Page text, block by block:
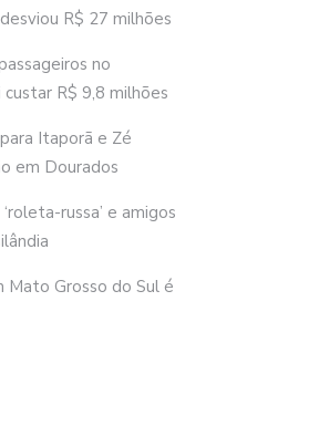
R$ 27 milhões
no
R$ 9,8 milhões
Itaporã e Zé
em Dourados
russa’ e amigos
Mato Grosso do Sul é